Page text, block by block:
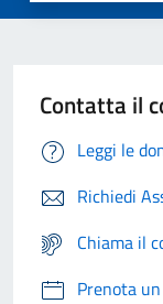
Contatta il
Leggi le
Richiedi
Chiama il
Prenota